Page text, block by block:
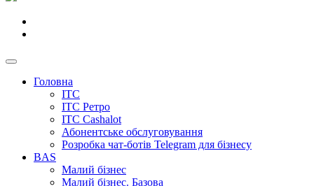
Головна
ІТС
ІТС Ретро
ІТС Cashalot
Абонентське обслуговування
Розробка чат-ботів Telegram для бізнесу
BAS
Малий бізнес
Малий бізнес. Базова